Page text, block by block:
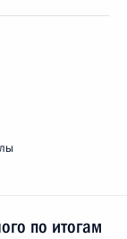
по итогам